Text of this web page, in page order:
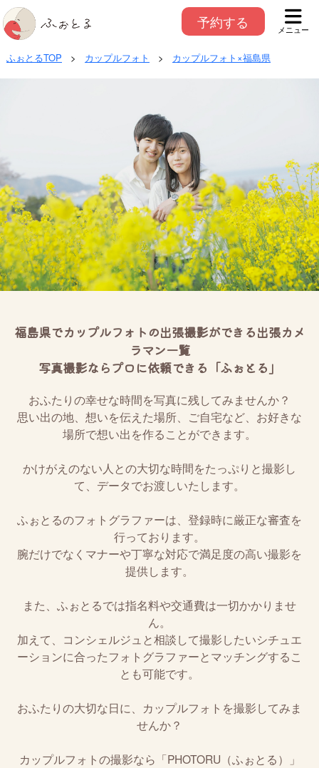
予約する メニュー
ふぉとるTOP > カップルフォト > カップルフォト×福島県
福島県でカップルフォトの出張撮影ができる出張カメ
ラマン一覧
写真撮影ならプロに依頼できる「ふぉとる」
おふたりの幸せな時間を写真に残してみませんか？
思い出の地、想いを伝えた場所、ご自宅など、お好きな
場所で想い出を作ることができます。
かけがえのない人との大切な時間をたっぷりと撮影し
て、データでお渡しいたします。
ふぉとるのフォトグラファーは、登録時に厳正な審査を
行っております。
腕だけでなくマナーや丁寧な対応で満足度の高い撮影を
提供します。
また、ふぉとるでは指名料や交通費は一切かかりませ
ん。
加えて、コンシェルジュと相談して撮影したいシチュエ
ーションに合ったフォトグラファーとマッチングするこ
とも可能です。
おふたりの大切な日に、カップルフォトを撮影してみま
せんか？
カップルフォトの撮影なら「PHOTORU（ふぉとる）」